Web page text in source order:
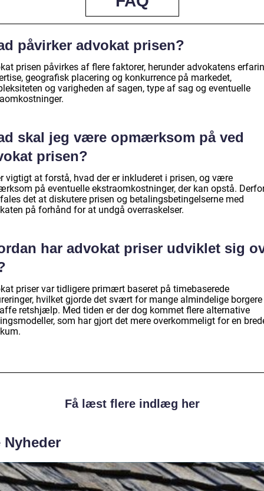
påvirker advokat prisen?
prisen påvirkes af flere faktorer, herunder advokatens
geografisk placering og konkurrence på markedet,
og varigheden af sagen, type af sag og eventuelle
skal jeg være opmærksom på ved
prisen?
vigtigt at forstå, hvad der er inkluderet i prisen, og være
på eventuelle ekstraomkostninger, der kan opstå.
det at diskutere prisen og betalingsbetingelserne med
på forhånd for at undgå overraskelser.
har advokat priser udviklet sig
priser var tidligere primært baseret på timebaserede
hvilket gjorde det svært for mange almindelige
retshjælp. Med tiden er der dog kommet flere alternative
som har gjort det mere overkommeligt for en
Få læst flere indlæg her
Nyheder